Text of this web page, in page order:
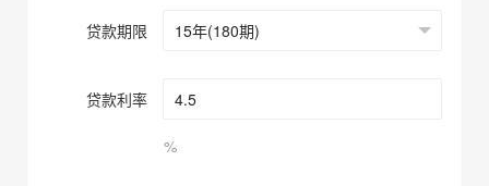
贷款期限
贷款利率
%